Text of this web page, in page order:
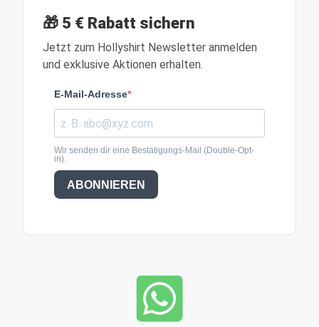
🎁 5 € Rabatt sichern
Jetzt zum Hollyshirt Newsletter anmelden
und exklusive Aktionen erhalten.
E-Mail-Adresse
Wir senden dir eine Bestätigungs-Mail (Double-Opt-
in).
ABONNIEREN